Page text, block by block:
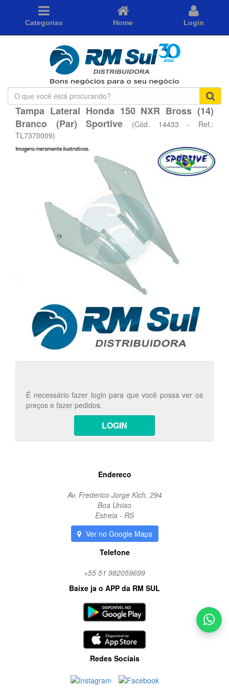
Categorias Home Login
O
que
você
está
procurando?
Tampa Lateral Honda 150 NXR Bross (14)
Branco (Par) Sportive
(Cód. 14433 - Ref.:
TL7370009)
É necessário fazer login para que você possa ver os
preços e fazer pedidos.
LOGIN
Endereco
Av. Frederico Jorge Kich, 294
Boa Uniao
Estrela - RS
Ver no Google Maps
Telefone
+55 51 982059699
Baixe ja o APP da RM SUL
Redes Sociais